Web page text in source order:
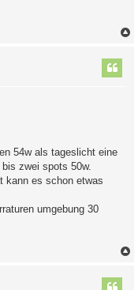
54w als tageslicht eine
zwei spots 50w.
kann es schon etwas
umgebung 30